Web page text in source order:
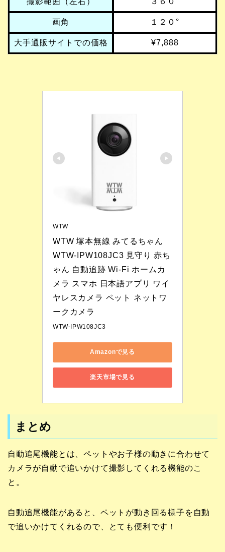
画角 １２０°
大手通販サイトでの価格 ¥7,888
WTW
WTW 塚本無線 みてるちゃん
WTW-IPW108JC3 見守り 赤ち
ゃん 自動追跡 Wi-Fi ホームカ
メラ スマホ 日本語アプリ ワイ
ヤレスカメラ ペット ネットワ
ークカメラ
WTW-IPW108JC3
Amazonで見る
楽天市場で見る
まとめ
自動追尾機能とは、ペットやお子様の動きに合わせて
カメラが自動で追いかけて撮影してくれる機能のこ
と。
自動追尾機能があると、ペットが動き回る様子を自動
で追いかけてくれるので、とても便利です！